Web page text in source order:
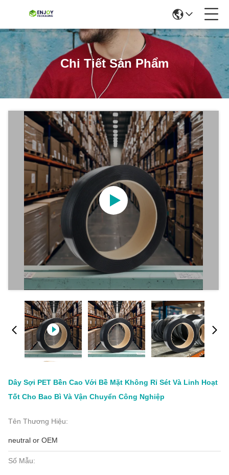
Chi Tiết Sản Phẩm
Dây Sợi PET Bền Cao Với Bề Mặt Không Rỉ Sét Và Linh Hoạt
Tốt Cho Bao Bì Và Vận Chuyển Công Nghiệp
Tên Thương Hiệu:
neutral or OEM
Số Mẫu: